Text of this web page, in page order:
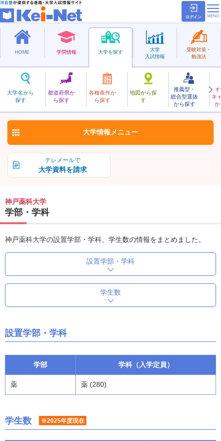
ログイン
HOME 学問情報 大学を探す
大学名から
探す
都道府県か
ら探す
各種条件か
ら探す
地図から探
す
推薦型・
総合型選抜
から探す
キ
か
大学
入試情報
受験対策・
勉強法
私立
こうべやっか
神戸薬科大学 お気に入り
テレメールで
大学資料を請求
大学情報 メニュー
神戸薬科大学
学部・学科
神戸薬科大学の設置学部・学科、学生数の情報をまとめました。
設置学部・学科
学生数
設置学部・学科
学部 学科（入学定員）
薬 薬 (280)
学生数 ※2025年度現在